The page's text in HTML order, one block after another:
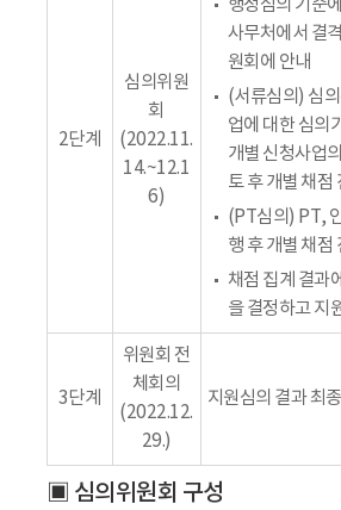
2단계
심의위원
회
(2022.11.
14.~12.1
6)
행정심의 기준
사무처에서 결
원회에 안내
(서류심의) 심
업에 대한 심의
개별 신청사업
토 후 개별 채점
(PT심의) PT,
행 후 개별 채점
채점 집계 결과
을 결정하고 지
3단계
위원회 전
체회의
(2022.12.
29.)
지원심의 결과 최
▣ 심의위원회 구성